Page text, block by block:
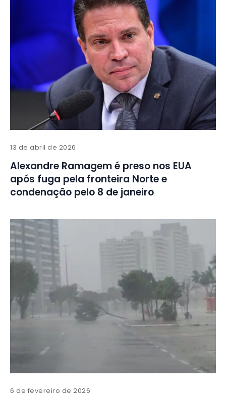
13 de abril de 2026
Alexandre Ramagem é preso nos EUA
após fuga pela fronteira Norte e
condenação pelo 8 de janeiro
6 de fevereiro de 2026